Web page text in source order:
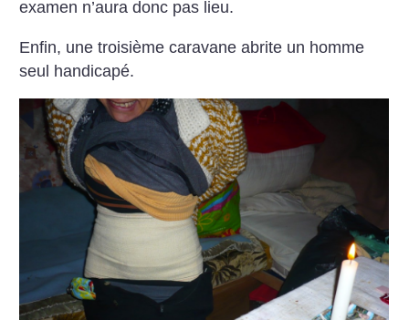
examen n’aura donc pas lieu.
Enfin, une troisième caravane abrite un homme
seul handicapé.